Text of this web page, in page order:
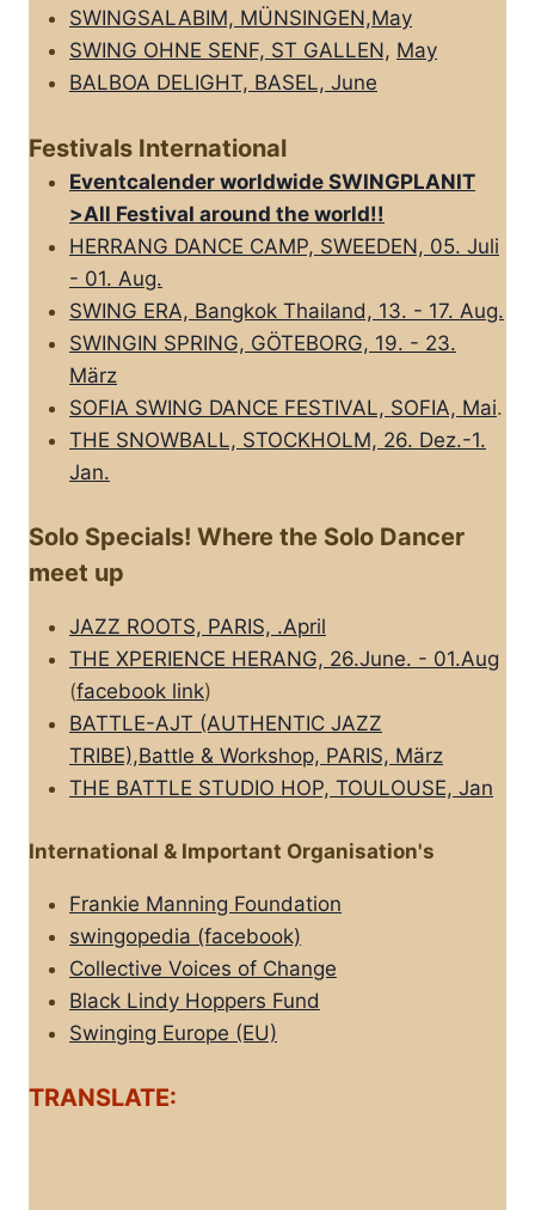
SWINGSALABIM, MÜNSINGEN,May
SWING OHNE SENF, ST GALLEN, May
BALBOA DELIGHT, BASEL, June
Festivals International
Eventcalender worldwide SWINGPLANIT
>All FestivaI around the world!!
HERRANG DANCE CAMP, SWEEDEN, 05. Juli
- 01. Aug.
SWING ERA, Bangkok Thailand, 13. - 17. Aug.
SWINGIN SPRING, GÖTEBORG, 19. - 23.
März
SOFIA SWING DANCE FESTIVAL, SOFIA, Mai.
THE SNOWBALL, STOCKHOLM, 26. Dez.-1.
Jan.
Solo Specials! Where the Solo Dancer
meet up
JAZZ ROOTS, PARIS, .April
THE XPERIENCE HERANG, 26.June. - 01.Aug
(facebook link)
BATTLE-AJT (AUTHENTIC JAZZ
TRIBE),Battle & Workshop, PARIS, März
THE BATTLE STUDIO HOP, TOULOUSE, Jan
International & Important Organisation's
Frankie Manning Foundation
swingopedia (facebook)
Collective Voices of Change
Black Lindy Hoppers Fund
Swinging Europe (EU)
TRANSLATE: